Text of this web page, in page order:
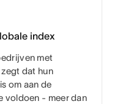
index
met
dat hun
om aan de
voldoen - meer dan